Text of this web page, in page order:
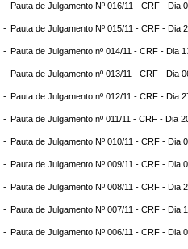
- Pauta de Julgamento Nº 016/11 - CRF - Dia
- Pauta de Julgamento Nº 015/11 - CRF - Dia
- Pauta de Julgamento nº 014/11 - CRF - Dia
- Pauta de Julgamento nº 013/11 - CRF - Dia
- Pauta de Julgamento nº 012/11 - CRF - Dia
- Pauta de Julgamento nº 011/11 - CRF - Dia
- Pauta de Julgamento Nº 010/11 - CRF - Dia
- Pauta de Julgamento Nº 009/11 - CRF - Dia
- Pauta de Julgamento Nº 008/11 - CRF - Dia
- Pauta de Julgamento Nº 007/11 - CRF - Dia
- Pauta de Julgamento Nº 006/11 - CRF - Dia